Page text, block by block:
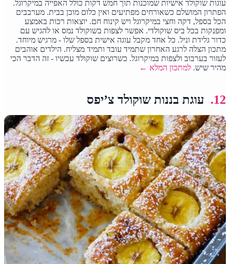
עוגות שוקולד אישיות שמוכנות תוך חמש דקות כולל האפייה במיקרוגל.
הפתרון המושלם כשאורחים מפתיעים ואין כלום מוכן בבית. מערבבים
הכל בספל, דקה וחצי במיקרוגל ויש קינוח חם. יוצאות רכות באמצע
ומפנקות בכל ביס שוקולדי. אפשר לצפות בשוקולד נמס או להגיש עם
כדור גלידת וניל. כל אחד מקבל עוגה אישית בספל שלו - מרגיש מיוחד.
מתכון הצלה לרגע האחרון שתמיד עובד ותמיד מצליח. הילדים אוהבים
לעזור בערבוב ולצפות במיקרוגל. כשרוצים שוקולד עכשיו - זה הדבר הכי
מהיר שיש.למתכון המלא ←
12. עוגת בננות שוקולד צ’יפס